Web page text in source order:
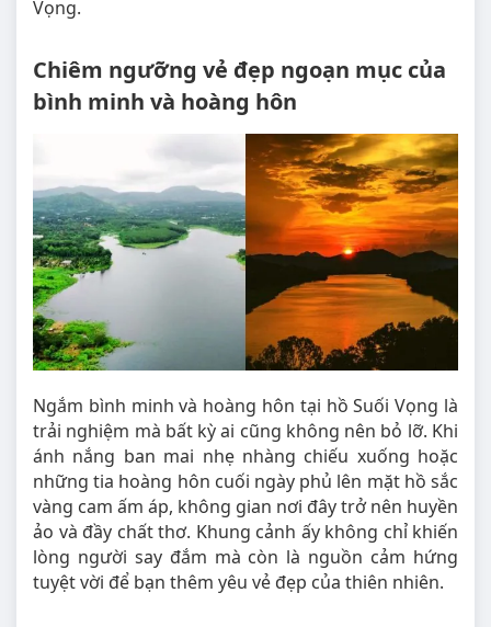
Vọng.
Chiêm ngưỡng vẻ đẹp ngoạn mục của
bình minh và hoàng hôn
Ngắm bình minh và hoàng hôn tại hồ Suối Vọng là
trải nghiệm mà bất kỳ ai cũng không nên bỏ lỡ. Khi
ánh nắng ban mai nhẹ nhàng chiếu xuống hoặc
những tia hoàng hôn cuối ngày phủ lên mặt hồ sắc
vàng cam ấm áp, không gian nơi đây trở nên huyền
ảo và đầy chất thơ. Khung cảnh ấy không chỉ khiến
lòng người say đắm mà còn là nguồn cảm hứng
tuyệt vời để bạn thêm yêu vẻ đẹp của thiên nhiên.